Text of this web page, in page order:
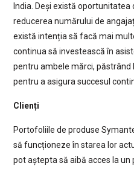
India. Deși există
reducerea numărului de
există intenția să facă mai
continua să investească în
pentru ambele mărci, păstrând
pentru a asigura succesul
Clienți
Portofoliile de produse
să funcționeze în starea lor
pot aștepta să aibă acces la